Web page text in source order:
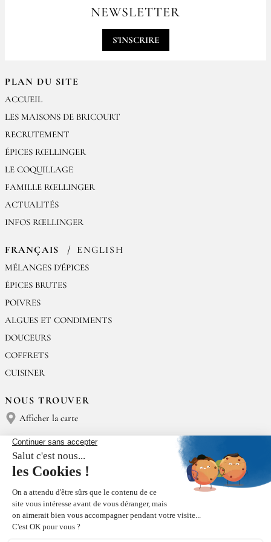
PLAN DU SITE
ACCUEIL
LES MAISONS DE BRICOURT
RECRUTEMENT
ÉPICES RŒLLINGER
LE COQUILLAGE
FAMILLE RŒLLINGER
ACTUALITÉS
INFOS RŒLLINGER
FRANÇAIS ENGLISH
MÉLANGES D'ÉPICES
ÉPICES BRUTES
POIVRES
ALGUES ET CONDIMENTS
DOUCEURS
COFFRETS
CUISINER
NOUS TROUVER
Afficher la carte
NOUS CONTACTER
Épices Rœllinger
Tél : (+33) 02 23 15 13 91
TRI DE NOS EMBALLAGES
contact@epices-roellinger.comNEWSLETTER
S'INSCRIRE